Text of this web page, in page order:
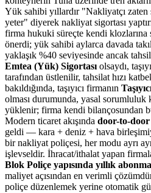
Yük sahibi yıllardır "Nakliyatçı
yeter" diyerek nakliyat sigortası
firma hukuki süreçte kendi klozlarına
önerdi; yük sahibi aylarca davada
yaklaşık %40 seviyesinde ancak
Emtea (Yük) Sigortası olsaydı,
tarafından üstlenilir, tahsilat hızı
bakıldığında, taşıyıcı firmanın
olması durumunda, yasal
yüklenir; firma kendi bilançosundan
Modern ticaret akışında door-to-door
geldi — kara + deniz + hava
bir nakliyat poliçesi, her modu ayrı
işlevseldir. İhracat/ithalat yapan
Blok Poliçe yapısında yıllık
maliyet açısından en verimli
poliçe düzenlemek yerine otomatik